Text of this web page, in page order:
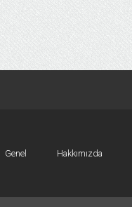
Genel Hakkımızda